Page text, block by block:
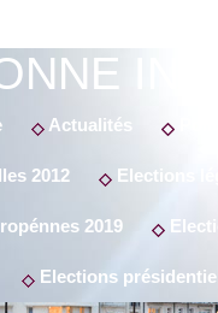
INFO
Actualités
2012 Elections
2019
Elections